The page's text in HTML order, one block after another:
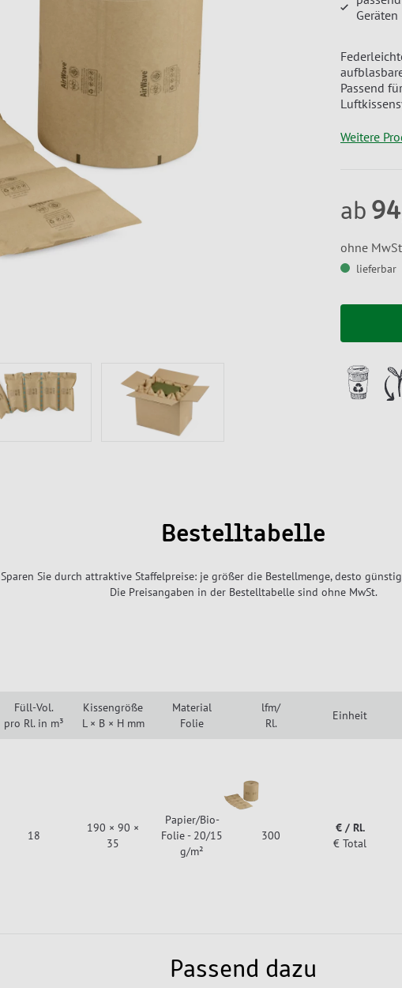
Geräten
Passend
Weitere
ab
ohne
lieferbar
Bestelltabelle
Sparen Sie durch attraktive Staffelpreise: je größer die Bestellmenge, desto
Die Preisangaben in der Bestelltabelle sind ohne MwSt.
Füll-Vol.
pro Rl. in m³
Kissengröße
L × B × H mm
Material
Folie
lfm/
Rl.
Einheit
18
190 × 90 ×
35
Papier/Bio-
Folie - 20/15
g/m²
300
€ / Rl.
€ Total
Passend dazu